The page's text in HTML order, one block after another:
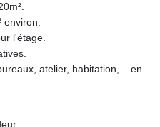
l'étage.
atelier, habitation,... en